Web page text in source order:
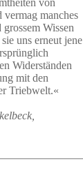
vermag manches
Wissen
uns erneut jene
Widerständen
mit den
Triebwelt.«